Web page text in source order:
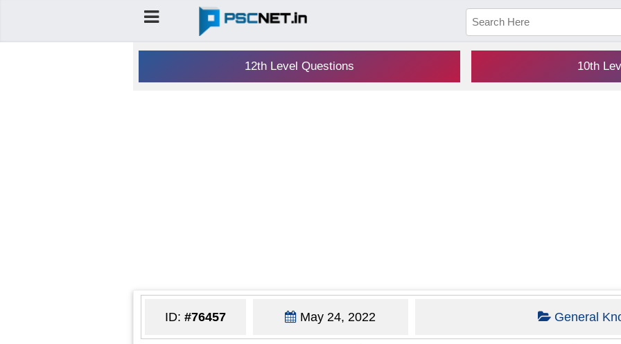
12th Level Questions 10th
ID: #76457 May 24, 2022 General